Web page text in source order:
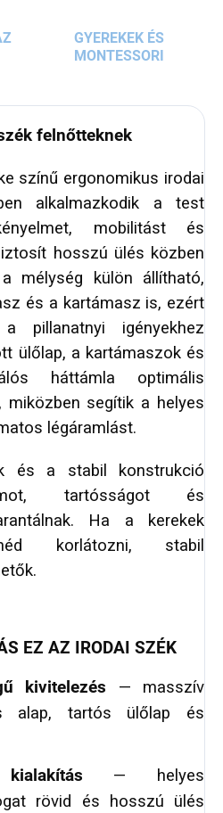
GYEREKEK ÉS
MONTESSORI
felnőtteknek
színű ergonomikus irodai
alkalmazkodik a test
mobilitást és
hosszú ülés közben
mélység külön állítható,
és a kartámasz is, ezért
pillanatnyi igényekhez
ülőlap, a kartámaszok és
háttámla optimális
miközben segítik a helyes
légáramlást.
és a stabil konstrukció
tartósságot és
Ha a kerekek
korlátozni, stabil
EZ AZ IRODAI SZÉK
kivitelezés — masszív
alap, tartós ülőlap és
— helyes
rövid és hosszú ülés